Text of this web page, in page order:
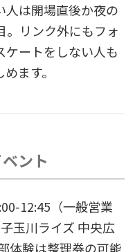
人は開場直後か夜の
。リンク外にもフォ
ケートをしない人も
ます。
ント
12:45（一般営業
玉川ライズ 中央広
体験は整理券の可能